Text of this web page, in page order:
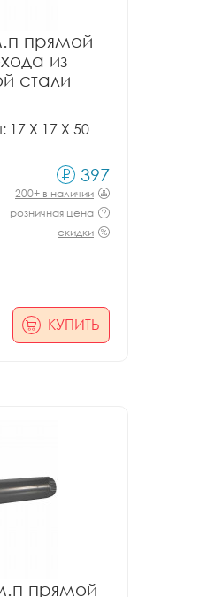
прямой
из
стали
X 17 X 50
397
200+ в наличии
розничная цена
скидки
КУПИТЬ
прямой